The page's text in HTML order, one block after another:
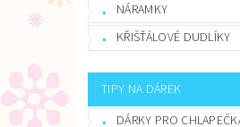
NÁRAMKY
KŘIŠŤÁLOVÉ DUDLÍKY
TIPY NA DÁREK
DÁRKY PRO